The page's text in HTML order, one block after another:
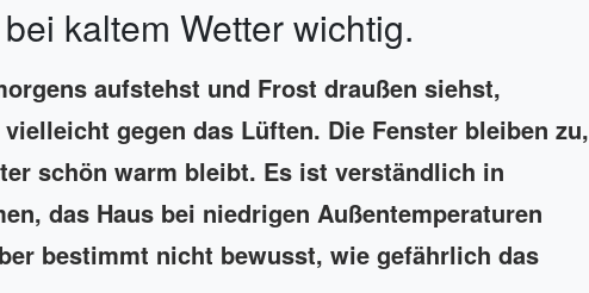
kaltem Wetter wichtig.
aufstehst und Frost draußen siehst,
gegen das Lüften. Die Fenster bleiben zu,
schön warm bleibt. Es ist verständlich in
das Haus bei niedrigen Außentemperaturen
bestimmt nicht bewusst, wie gefährlich das